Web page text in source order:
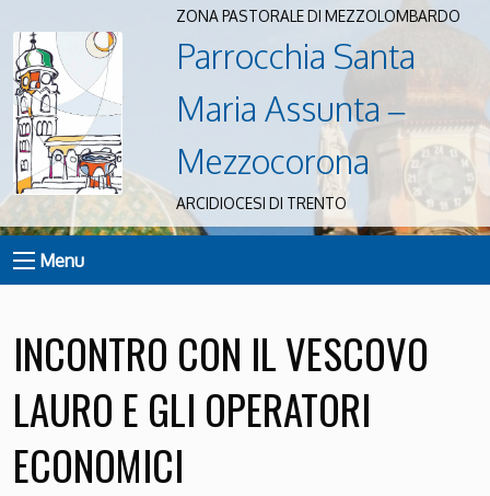
ZONA PASTORALE DI MEZZOLOMBARDO
Parrocchia Santa
Maria Assunta –
Mezzocorona
ARCIDIOCESI DI TRENTO
Menu
INCONTRO CON IL VESCOVO
LAURO E GLI OPERATORI
ECONOMICI